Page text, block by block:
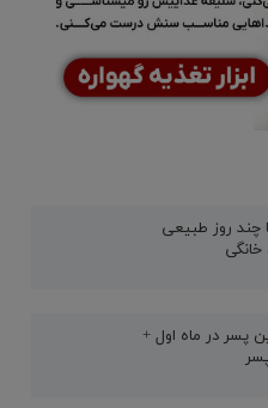
چند روز طبیعی
پسر در ماه اول +